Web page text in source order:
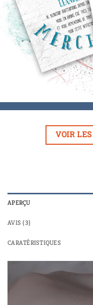
VOIR
APERÇU
AVIS (3)
CARATÉRISTIQUES